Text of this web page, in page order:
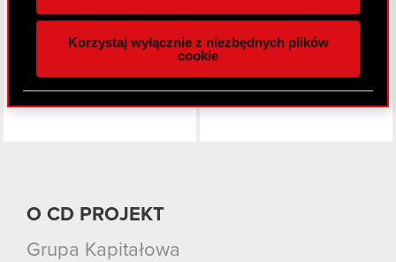
naszej witrynie. Informacje o tym, jak korzystasz
z naszej witryny, udostępniamy partnerom
Partnerzy mogą połączyć te informacje z innymi
danymi otrzymanymi od Ciebie lub uzyskanymi
Korzystaj wyłącznie z niezbędnych plików
cookie
Facebook
O CD PROJEKT
Grupa Kapitałowa